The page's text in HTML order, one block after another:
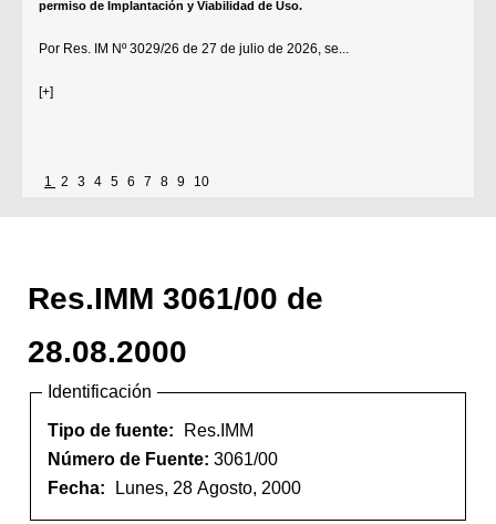
permiso de Implantación y Viabilidad de Uso.
Por Res. IM Nº 3029/26 de 27 de julio de 2026, se...
[+]
1 2 3 4 5 6 7 8 9 10
Res.IMM 3061/00 de
28.08.2000
Identificación
Tipo de fuente:
Res.IMM
Número de Fuente: 3061/00
Fecha:
Lunes, 28 Agosto, 2000